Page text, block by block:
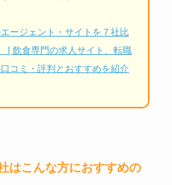
ージェント・サイトを７社比
| 飲食専門の求人サイト、転職
コミ・評判とおすすめを紹介
はこんな方におすすめの